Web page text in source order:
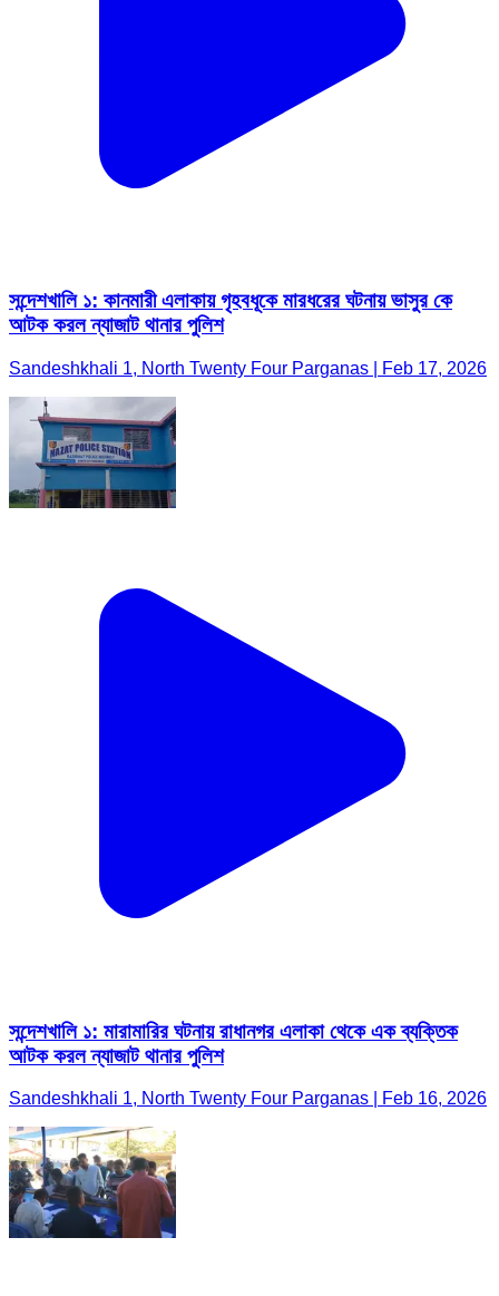
সন্দেশখালি ১: কানমারী এলাকায় গৃহবধূকে মারধরের ঘটনায় ভাসুর কে
আটক করল ন্যাজাট থানার পুলিশ
Sandeshkhali 1, North Twenty Four Parganas | Feb 17, 2026
সন্দেশখালি ১: মারামারির ঘটনায় রাধানগর এলাকা থেকে এক ব্যক্তিক
আটক করল ন্যাজাট থানার পুলিশ
Sandeshkhali 1, North Twenty Four Parganas | Feb 16, 2026